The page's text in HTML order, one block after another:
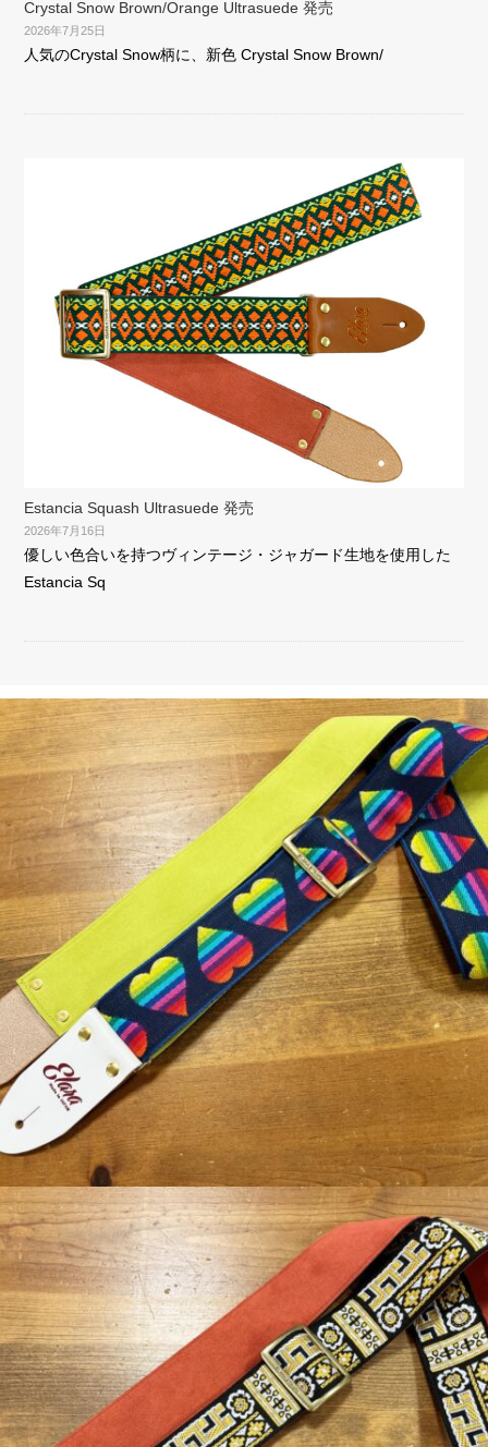
Crystal Snow Brown/Orange Ultrasuede 発売
2026年7月25日
人気のCrystal Snow柄に、新色 Crystal Snow Brown/
Estancia Squash Ultrasuede 発売
2026年7月16日
優しい色合いを持つヴィンテージ・ジャガード生地を使用した
Estancia Sq